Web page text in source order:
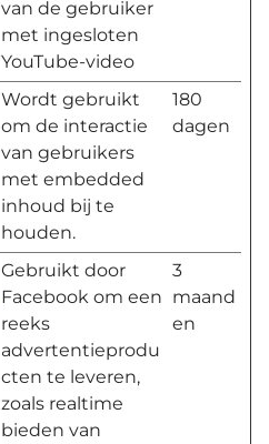
van de gebruiker
met ingesloten
YouTube-video
Wordt gebruikt
om de interactie
van gebruikers
met embedded
inhoud bij te
houden.
180
dagen
Gebruikt door
Facebook om een
reeks
advertentieprodu
cten te leveren,
zoals realtime
bieden van
3
maand
en